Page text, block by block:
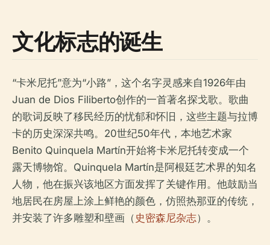
文化标志的诞生
“卡米尼托”意为“小路”，这个名字灵感来自1926年由
Juan de Dios Filiberto创作的一首著名探戈歌。歌曲
的歌词反映了移民经历的忧郁和怀旧，这些主题与拉博
卡的历史深深共鸣。20世纪50年代，本地艺术家
Benito Quinquela Martín开始将卡米尼托转变成一个
露天博物馆。Quinquela Martín是阿根廷艺术界的知名
人物，他在振兴该地区方面发挥了关键作用。他鼓励当
地居民在房屋上涂上鲜艳的颜色，仿照热那亚的传统，
并安装了许多雕塑和壁画（ 史密森尼杂志）。